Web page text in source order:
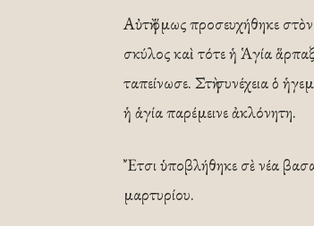
Αὐτὴ ὅμως προσευχήθηκε
σκύλος καὶ τότε ἡ Ἁγία
ταπείνωσε. Στὴ συνέχεια ὁ
ἡ ἁγία παρέμεινε ἀκλόνητη.
Ἔτσι ὑποβλήθηκε σὲ νέα
μαρτυρίου.